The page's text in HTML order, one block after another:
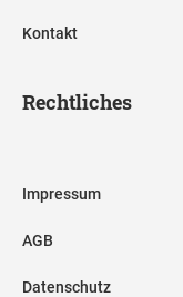
Kontakt
Rechtliches
Impressum
AGB
Datenschutz